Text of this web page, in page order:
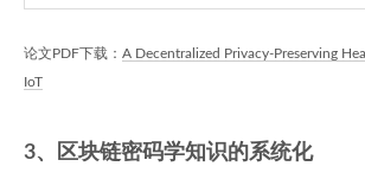
论文PDF下载： A Decentralized Privacy-Preserving
IoT
3、区块链密码学知识的系统化